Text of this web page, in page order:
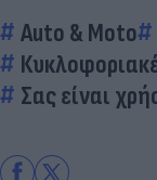
Auto & Moto
Σας είναι